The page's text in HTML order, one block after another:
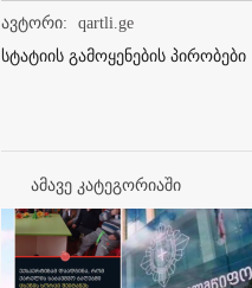
ავტორი:
qartli.ge
სტატიის გამოყენების პირობები
ამავე კატეგორიაში